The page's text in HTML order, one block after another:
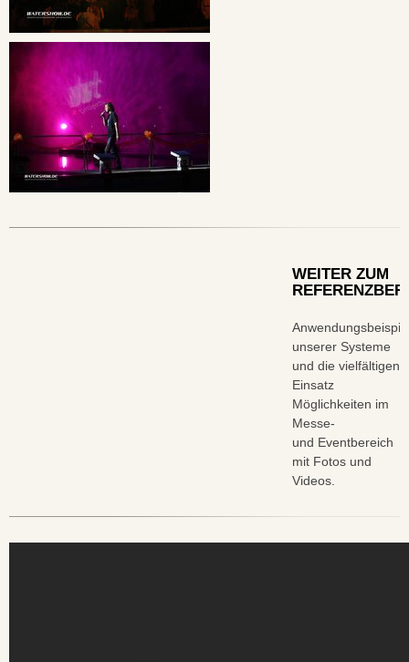
WEITER ZUM
unserer Systeme
und die vielfältigen
Einsatz
Möglichkeiten im
Messe-
und Eventbereich
mit Fotos und
Videos.